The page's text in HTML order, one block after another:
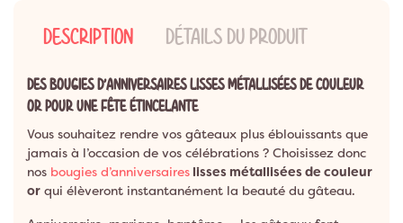
DESCRIPTION DÉTAILS DU PRODUIT
DES BOUGIES D’ANNIVERSAIRES LISSES MÉTALLISÉES DE COULEUR
OR POUR UNE FÊTE ÉTINCELANTE
Vous souhaitez rendre vos gâteaux plus éblouissants que
jamais à l’occasion de vos célébrations ? Choisissez donc
nos bougies d’anniversaires lisses métallisées de couleur
or qui élèveront instantanément la beauté du gâteau.